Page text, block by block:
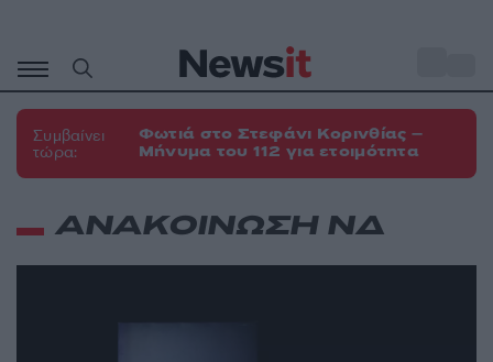
περιεχόμενο
Συμβαίνει
τώρα:
Φωτιά στο Στεφάνι Κορινθίας –
Μήνυμα του 112 για ετοιμότητα
ΑΝΑΚΟΙΝΩΣΗ ΝΔ